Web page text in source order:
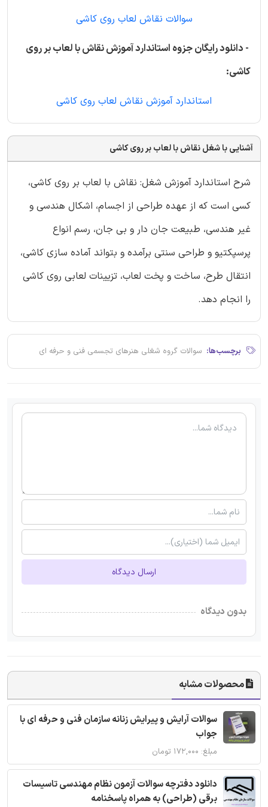
سوالات نقاش لعاب روی کاشی
- دانلود رایگان جزوه استاندارد آموزش نقاش با لعاب بر روی
کاشی:
استاندارد آموزش نقاش لعاب روی کاشی
آشنایی با شغل نقاش با لعاب بر روی کاشی
شرح استاندارد آموزش شغل: نقاش با لعاب بر روی کاشی،
کسی است که از عهده طراحی از اجسام، اشکال هندسی و
غیر هندسی، طبیعت جان دار و بی جان، رسم انواع
پرسپکتیو و طراحی سنتی برآمده و بتواند آماده سازی کاشی،
انتقال طرح، ساخت و پخت لعاب، تزیینات لعابی روی کاشی
را انجام دهد.
برچسب‌ها: سوالات گروه شغلی هنرهای تجسمی فنی و حرفه ای
ارسال دیدگاه
بدون دیدگاه
محصولات مشابه
سوالات آرایش و پیرایش زنانه سازمان فنی و حرفه ای با
جواب
مبلغ: ۱۷۲,۰۰۰ تومان
دانلود دفترچه سوالات آزمون نظام مهندسی تاسیسات
برقی (طراحی) به همراه پاسخنامه